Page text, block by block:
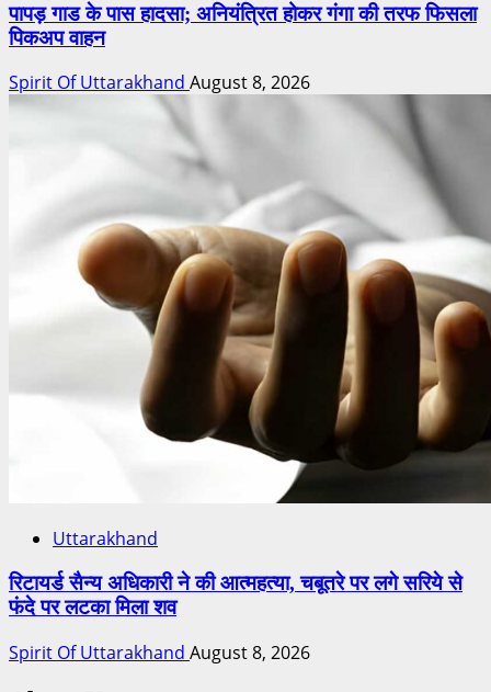
पापड़ गाड के पास हादसा; अनियंत्रित होकर गंगा की तरफ फिसला
पिकअप वाहन
Spirit Of Uttarakhand August 8, 2026
Uttarakhand
रिटायर्ड सैन्य अधिकारी ने की आत्महत्या, चबूतरे पर लगे सरिये से
फंदे पर लटका मिला शव
Spirit Of Uttarakhand August 8, 2026